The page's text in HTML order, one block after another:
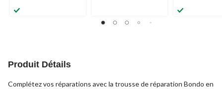
Produit Détails
Complétez vos réparations avec la trousse de réparation Bondo en